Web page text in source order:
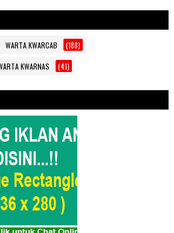
WARTA KWARCAB (188)
KWARNAS (41)